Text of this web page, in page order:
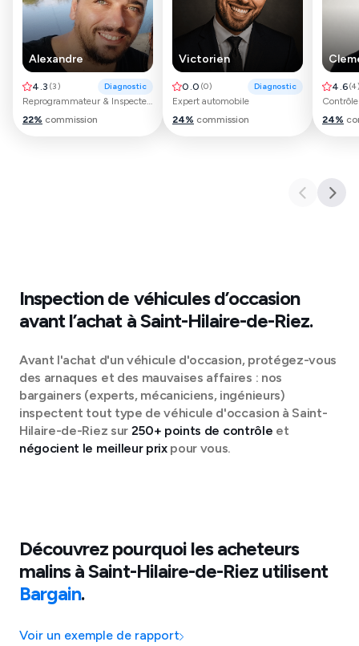
Alexandre
4.3 (3) Diagnostic
Reprogrammateur & Inspecteur automobile
22% commission
Victorien
0.0 (0) Diagnostic
Expert automobile
24% commission
4.6(4
24%
Inspection de véhicules d’occasion
avant l’achat àSaint-Hilaire-de-Riez.
Avant l'achat d'un véhicule d'occasion, protégez-vous
des arnaques et des mauvaises affaires : nos
bargainers (experts, mécaniciens, ingénieurs)
inspectent tout type de véhicule d'occasion à Saint-
Hilaire-de-Riez sur 250+ points de contrôle et
négocient le meilleur prixpour vous.
Découvrez pourquoi les acheteurs
malins àSaint-Hilaire-de-Riez utilisent
Bargain.
Voir un exemple de rapport